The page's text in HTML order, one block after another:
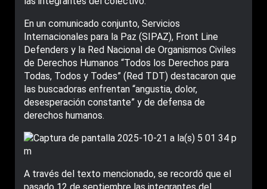
En un comunicado conjunto, Servicios
Internacionales para la Paz (SIPAZ), Front Line
Defenders y la Red Nacional de Organismos Civiles
de Derechos Humanos “Todos los Derechos para
Todas, Todos y Todes” (Red TDT) destacaron que
las buscadoras enfrentan “angustia, dolor,
desesperación constante” y de defensa de
derechos humanos.
A través del texto mencionado, se recordó que el